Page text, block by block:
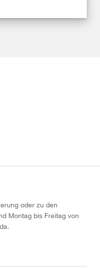
oder zu den
Montag bis Freitag von